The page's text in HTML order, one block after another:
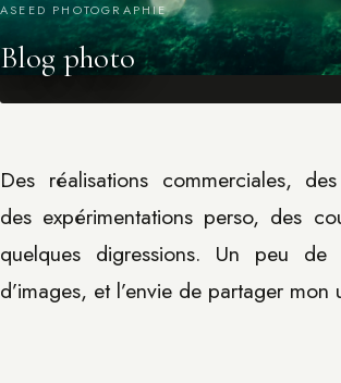
ASEED PHOTOGRAPHIE
Blog photo
Des réalisations commerciales,
des expérimentations perso, des
quelques digressions. Un peu de
d’images, et l’envie de partager mon